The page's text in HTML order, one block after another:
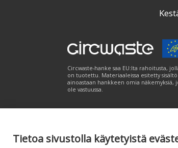
Tietoa sivustolla käytetyistä
Circwaste-hanke saa EU:lta rahoitusta,
on tuotettu. Materiaaleissa esitetty
ainoastaan hankkeen omia näkemyksiä,
ole vastuussa.